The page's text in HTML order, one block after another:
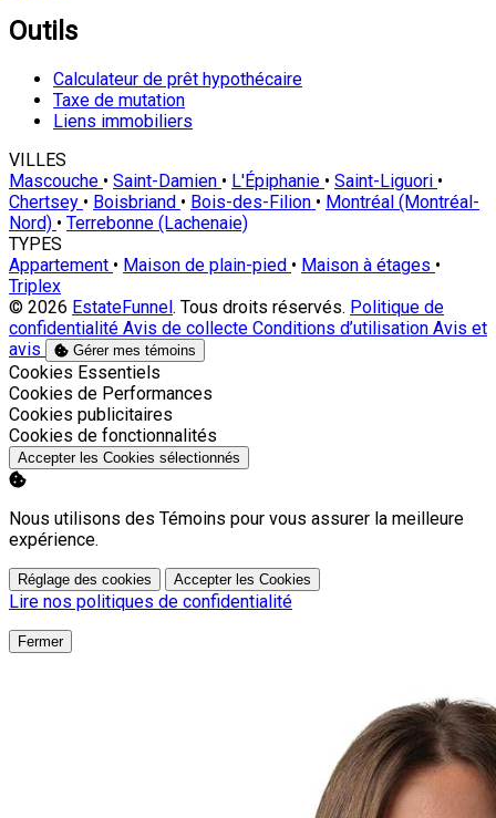
Outils
Calculateur de prêt hypothécaire
Taxe de mutation
Liens immobiliers
VILLES
Mascouche • Saint-Damien • L'Épiphanie • Saint-Liguori •
Chertsey • Boisbriand • Bois-des-Filion • Montréal (Montréal-
Nord) • Terrebonne (Lachenaie)
TYPES
Appartement • Maison de plain-pied • Maison à étages •
Triplex
© 2026 EstateFunnel . Tous droits réservés. Politique de
confidentialité Avis de collecte Conditions d’utilisation Avis et
avis
Gérer mes témoins
Activer
Cookies Essentiels
Activer
Cookies de Performances
Activer
Cookies publicitaires
Activer
Cookies de fonctionnalités
Accepter les Cookies sélectionnés
Nous utilisons des Témoins pour vous assurer la meilleure
expérience.
Réglage des cookies Accepter les Cookies
Lire nos politiques de confidentialité
Fermer